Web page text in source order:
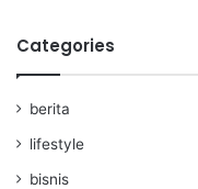
Categories
berita
lifestyle
bisnis